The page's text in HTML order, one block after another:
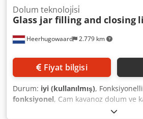
Heerhugowaard 2.779 km
Dolum teknoloji̇si̇
Glass jar filling and closing
Fiyat bilgisi
Durum: iyi (kullanılmış),
fonksiyonel, Cam kavanoz dolum ve
dolum başlığı ve 4 kapatma başlığı.